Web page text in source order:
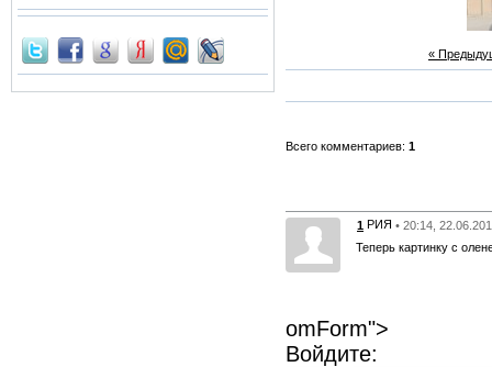
«
Всего комментариев: 1
1 РИЯ • 20:14,
Теперь картинку с
omForm">
Войдите: